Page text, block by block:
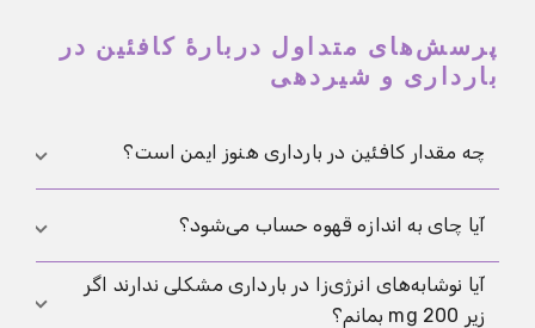
پرسش‌های متداول دربارهٔ کافئین در
بارداری و شیردهی
چه مقدار کافئین در بارداری هنوز ایمن است؟
بسیاری از توصیه‌ها بر حداکثر 200 mg کافئین در روز از
شما به‌طور منظم به‌صورت قابل‌توجهی بالاتر از این مقدار
مصرف می‌کنید و آیا علائم شدیدی مانند تپش قلب یا
آیا چای به اندازه قهوه حساب می‌شود؟
چای نیز حاوی کافئین است و به میزان روزانه افزوده
آیا نوشابه‌های انرژی‌زا در بارداری مشکلی ندارند اگر
زیر 200 mg بمانم؟